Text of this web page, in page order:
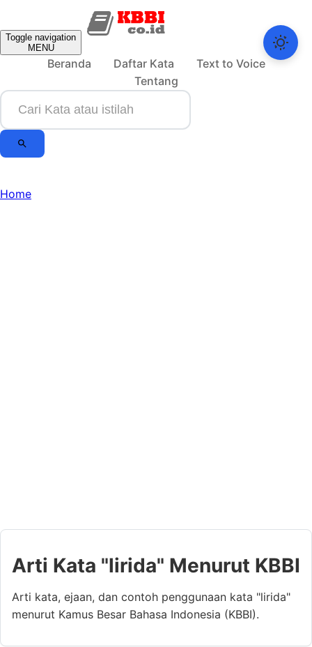
Toggle navigation
MENU
Beranda Daftar Kata
Text to Voice
Tentang
Home
Arti Kata "lirida" Menurut KBBI
Arti kata, ejaan, dan contoh penggunaan kata "lirida"
menurut Kamus Besar Bahasa Indonesia (KBBI).